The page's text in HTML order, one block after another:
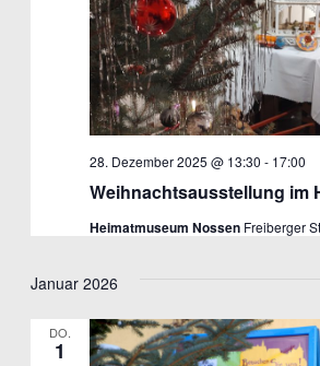
Weihnachtsausstellung im
28. Dezember 2025 @ 13:30 - 17:00
Heimatmuseum Nossen Freiberger
Januar 2026
DO.
1